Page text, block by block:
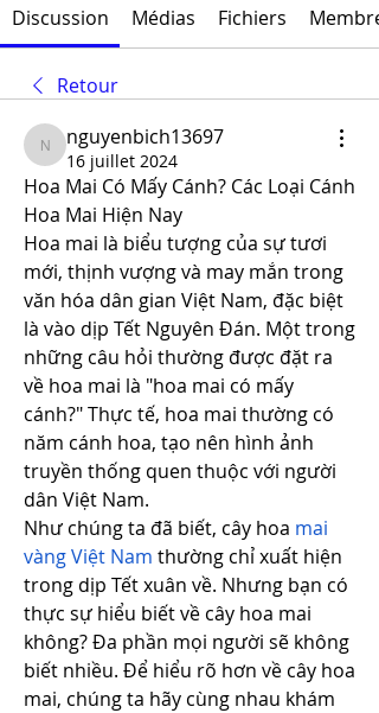
Discussion Médias Fichiers
Retour
nguyenbich13697
nguyenbich13697
16 juillet 2024
Hoa Mai Có Mấy Cánh? Các Loại Cánh
Hoa Mai Hiện Nay
Hoa mai là biểu tượng của sự tươi
mới, thịnh vượng và may mắn trong
văn hóa dân gian Việt Nam, đặc biệt
là vào dịp Tết Nguyên Đán. Một trong
những câu hỏi thường được đặt ra
về hoa mai là "hoa mai có mấy
cánh?" Thực tế, hoa mai thường có
năm cánh hoa, tạo nên hình ảnh
truyền thống quen thuộc với người
dân Việt Nam.
Như chúng ta đã biết, cây hoa mai
vàng Việt Nam thường chỉ xuất hiện
trong dịp Tết xuân về. Nhưng bạn có
thực sự hiểu biết về cây hoa mai
không? Đa phần mọi người sẽ không
biết nhiều. Để hiểu rõ hơn về cây hoa
mai, chúng ta hãy cùng nhau khám